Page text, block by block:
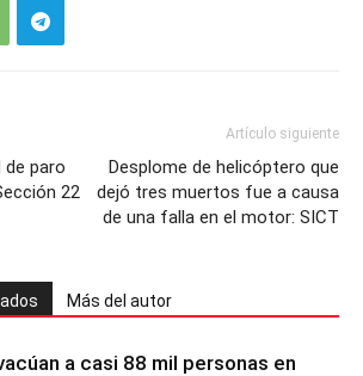
paro
22
Artículo siguiente
Desplome de helicóptero que
dejó tres muertos fue a causa
de una falla en el motor: SICT
Más del autor
a casi 88 mil personas en